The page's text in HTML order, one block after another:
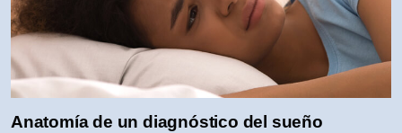
Anatomía de un diagnóstico del sueño